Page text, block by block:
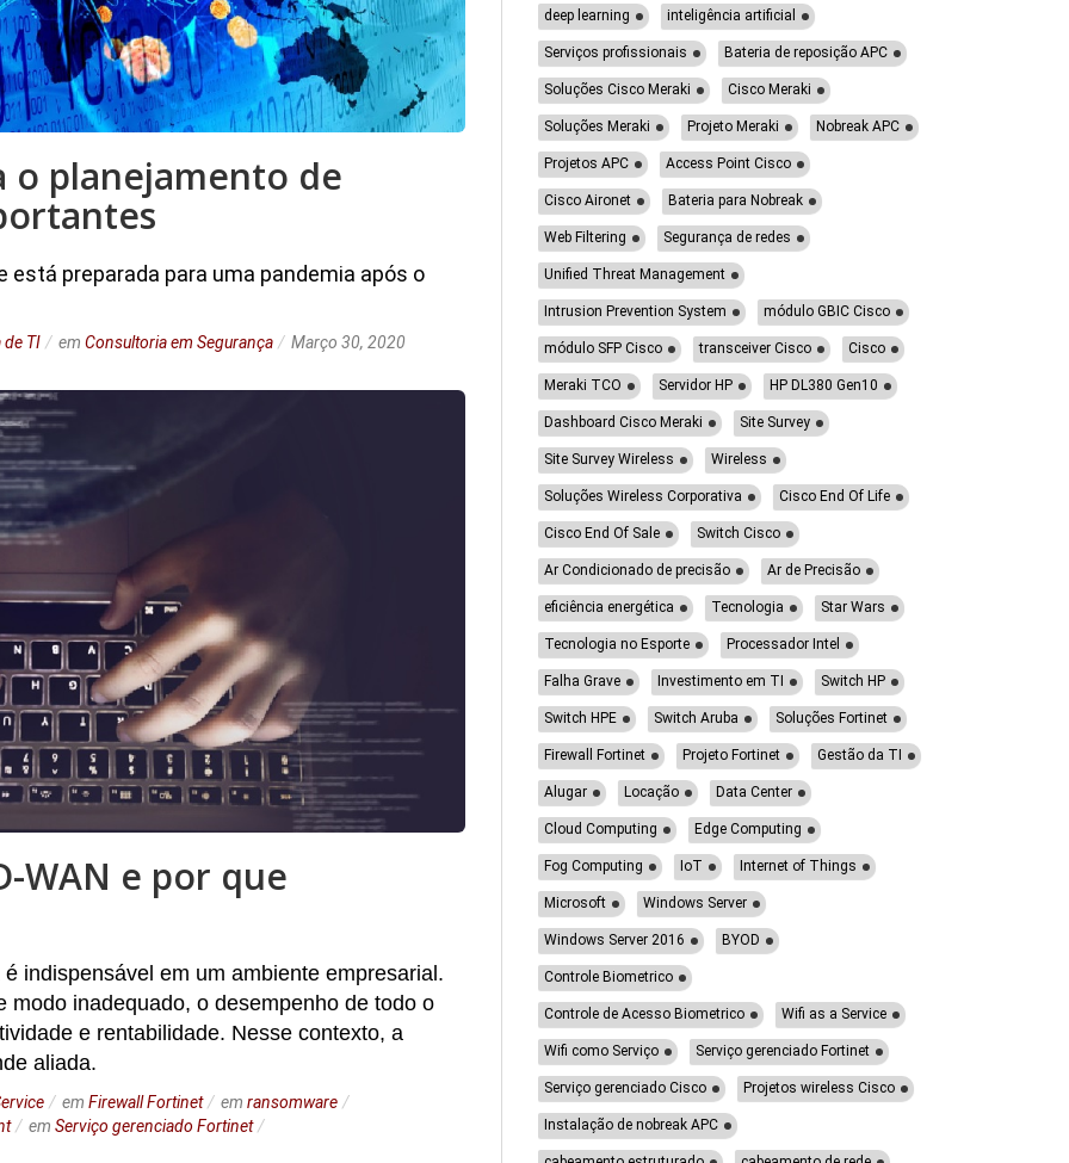
o planejamento de
está preparada para uma pandemia após o
de TI em Consultoria em Segurança Março 30, 2020
WAN e por que
indispensável em um ambiente empresarial.
inadequado, o desempenho de todo o
e rentabilidade. Nesse contexto, a
aliada.
em Firewall Fortinet em ransomware
em Serviço gerenciado Fortinet
deep learning inteligência artificial
Serviços profissionais Bateria de reposição APC
Soluções Cisco Meraki Cisco Meraki
Soluções Meraki Projeto Meraki Nobreak APC
Projetos APC Access Point Cisco
Cisco Aironet Bateria para Nobreak
Web Filtering Segurança de redes
Unified Threat Management
Intrusion Prevention System módulo GBIC Cisco
módulo SFP Cisco transceiver Cisco Cisco
Meraki TCO Servidor HP HP DL380 Gen10
Dashboard Cisco Meraki Site Survey
Site Survey Wireless Wireless
Soluções Wireless Corporativa Cisco End Of Life
Cisco End Of Sale Switch Cisco
Ar Condicionado de precisão Ar de Precisão
eficiência energética Tecnologia Star Wars
Tecnologia no Esporte Processador Intel
Falha Grave Investimento em TI Switch HP
Switch HPE Switch Aruba Soluções Fortinet
Firewall Fortinet Projeto Fortinet Gestão da TI
Alugar Locação Data Center
Cloud Computing Edge Computing
Fog Computing IoT Internet of Things
Microsoft Windows Server
Windows Server 2016 BYOD
Controle Biometrico
Controle de Acesso Biometrico Wifi as a Service
Wifi como Serviço Serviço gerenciado Fortinet
Serviço gerenciado Cisco Projetos wireless Cisco
Instalação de nobreak APC